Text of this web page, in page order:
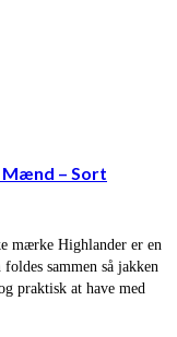
Mænd – Sort
mærke Highlander er en
sammen så jakken
praktisk at have med